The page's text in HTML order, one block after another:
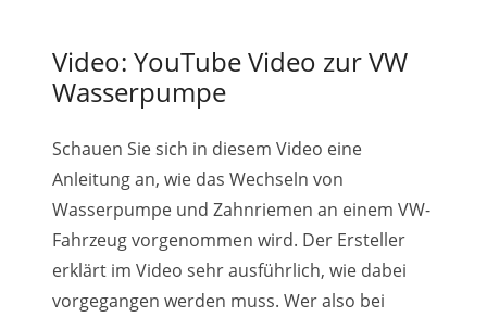
Video: YouTube Video zur VW
Wasserpumpe
Schauen Sie sich in diesem Video eine
Anleitung an, wie das Wechseln von
Wasserpumpe und Zahnriemen an einem VW-
Fahrzeug vorgenommen wird. Der Ersteller
erklärt im Video sehr ausführlich, wie dabei
vorgegangen werden muss. Wer also bei